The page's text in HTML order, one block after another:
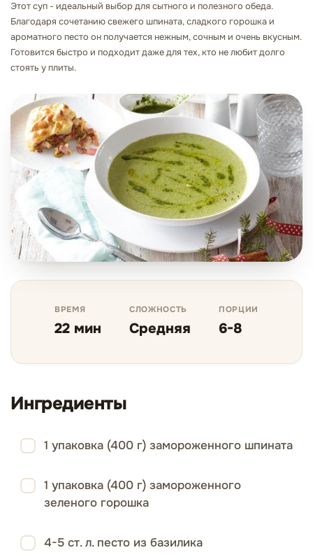
Этот суп - идеальный выбор для сытного и полезного обеда.
Благодаря сочетанию свежего шпината, сладкого горошка и
ароматного песто он получается нежным, сочным и очень вкусным.
Готовится быстро и подходит даже для тех, кто не любит долго
стоять у плиты.
ВРЕМЯ
22 мин
СЛОЖНОСТЬ
Средняя
ПОРЦИИ
6-8
Ингредиенты
1 упаковка (400 г) замороженного шпината
1 упаковка (400 г) замороженного
зеленого горошка
4-5 ст. л. песто из базилика